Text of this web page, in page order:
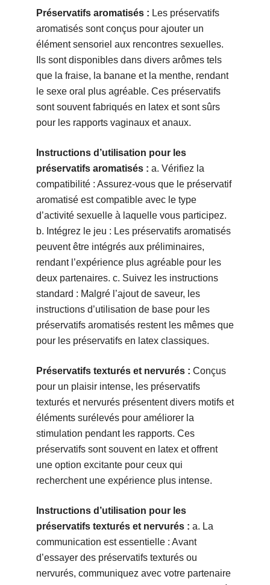
Préservatifs aromatisés : Les préservatifs
aromatisés sont conçus pour ajouter un
élément sensoriel aux rencontres sexuelles.
Ils sont disponibles dans divers arômes tels
que la fraise, la banane et la menthe, rendant
le sexe oral plus agréable. Ces préservatifs
sont souvent fabriqués en latex et sont sûrs
pour les rapports vaginaux et anaux.
Instructions d’utilisation pour les
préservatifs aromatisés : a. Vérifiez la
compatibilité : Assurez-vous que le préservatif
aromatisé est compatible avec le type
d’activité sexuelle à laquelle vous participez.
b. Intégrez le jeu : Les préservatifs aromatisés
peuvent être intégrés aux préliminaires,
rendant l’expérience plus agréable pour les
deux partenaires. c. Suivez les instructions
standard : Malgré l’ajout de saveur, les
instructions d’utilisation de base pour les
préservatifs aromatisés restent les mêmes que
pour les préservatifs en latex classiques.
Préservatifs texturés et nervurés : Conçus
pour un plaisir intense, les préservatifs
texturés et nervurés présentent divers motifs et
éléments surélevés pour améliorer la
stimulation pendant les rapports. Ces
préservatifs sont souvent en latex et offrent
une option excitante pour ceux qui
recherchent une expérience plus intense.
Instructions d’utilisation pour les
préservatifs texturés et nervurés : a. La
communication est essentielle : Avant
d’essayer des préservatifs texturés ou
nervurés, communiquez avec votre partenaire